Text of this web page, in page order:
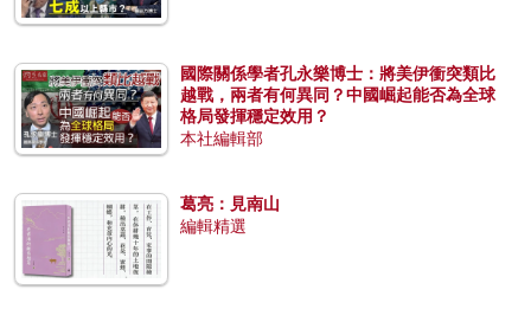
國際關係學者孔永樂博士：將美伊衝突類比
越戰，兩者有何異同？中國崛起能否為全球
格局發揮穩定效用？
本社編輯部
葛亮：見南山
編輯精選